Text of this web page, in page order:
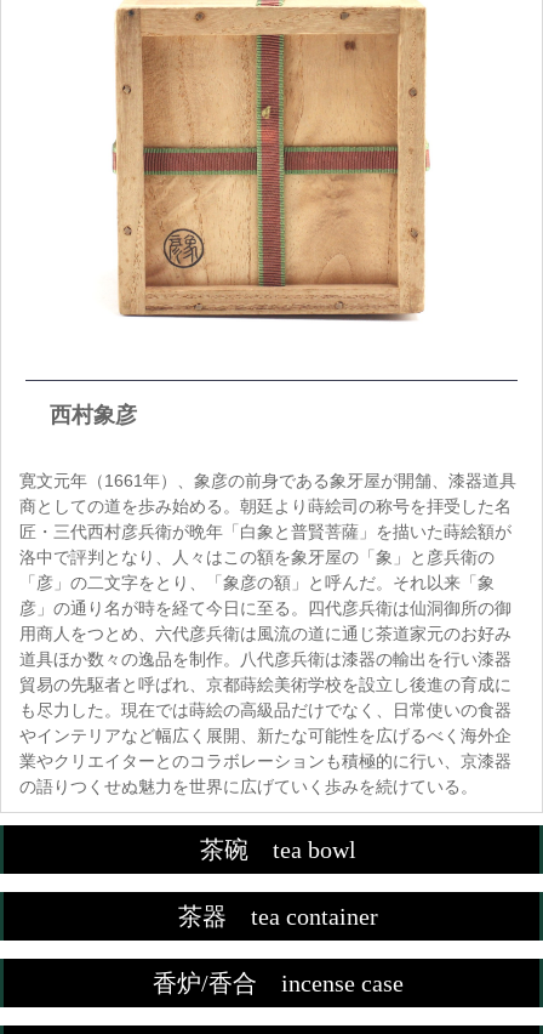
西村象彦
寛文元年（1661年）、象彦の前身である象牙屋が開舗、漆器道具
商としての道を歩み始める。朝廷より蒔絵司の称号を拝受した名
匠・三代西村彦兵衛が晩年「白象と普賢菩薩」を描いた蒔絵額が
洛中で評判となり、人々はこの額を象牙屋の「象」と彦兵衛の
「彦」の二文字をとり、「象彦の額」と呼んだ。それ以来「象
彦」の通り名が時を経て今日に至る。四代彦兵衛は仙洞御所の御
用商人をつとめ、六代彦兵衛は風流の道に通じ茶道家元のお好み
道具ほか数々の逸品を制作。八代彦兵衛は漆器の輸出を行い漆器
貿易の先駆者と呼ばれ、京都蒔絵美術学校を設立し後進の育成に
も尽力した。現在では蒔絵の高級品だけでなく、日常使いの食器
やインテリアなど幅広く展開、新たな可能性を広げるべく海外企
業やクリエイターとのコラボレーションも積極的に行い、京漆器
の語りつくせぬ魅力を世界に広げていく歩みを続けている。
茶碗 tea bowl
茶器 tea container
香炉/香合 incense case